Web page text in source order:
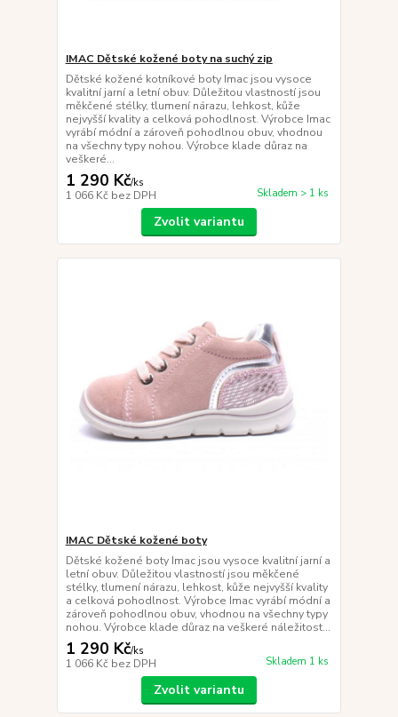
IMAC Dětské kožené boty na suchý zip
Dětské kožené kotníkové boty Imac jsou vysoce
kvalitní jarní a letní obuv. Důležitou vlastností jsou
měkčené stélky, tlumení nárazu, lehkost, kůže
nejvyšší kvality a celková pohodlnost. Výrobce Imac
vyrábí módní a zároveň pohodlnou obuv, vhodnou
na všechny typy nohou. Výrobce klade důraz na
veškeré...
1 290 Kč/ks
1 066 Kč bez DPH Skladem > 1 ks
Zvolit variantu
IMAC Dětské kožené boty
Dětské kožené boty Imac jsou vysoce kvalitní jarní a
letní obuv. Důležitou vlastností jsou měkčené
stélky, tlumení nárazu, lehkost, kůže nejvyšší kvality
a celková pohodlnost. Výrobce Imac vyrábí módní a
zároveň pohodlnou obuv, vhodnou na všechny typy
nohou. Výrobce klade důraz na veškeré náležitost...
1 290 Kč/ks
1 066 Kč bez DPH Skladem 1 ks
Zvolit variantu